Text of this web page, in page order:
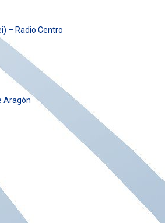
– Radio Centro
Aragón